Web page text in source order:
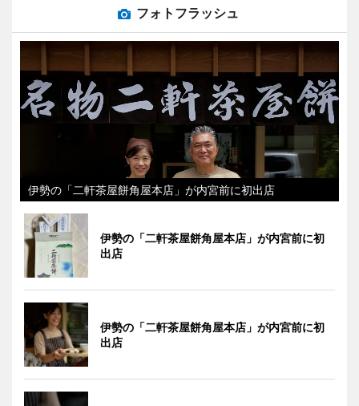
フォトフラッシュ
伊勢の「二軒茶屋餅角屋本店」が内宮前に初出店
伊勢の「二軒茶屋餅角屋本店」が内宮前に初
出店
伊勢の「二軒茶屋餅角屋本店」が内宮前に初
出店